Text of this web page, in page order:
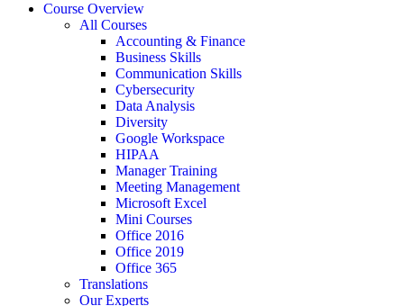
Course Overview
All Courses
Accounting & Finance
Business Skills
Communication Skills
Cybersecurity
Data Analysis
Diversity
Google Workspace
HIPAA
Manager Training
Meeting Management
Microsoft Excel
Mini Courses
Office 2016
Office 2019
Office 365
Translations
Our Experts